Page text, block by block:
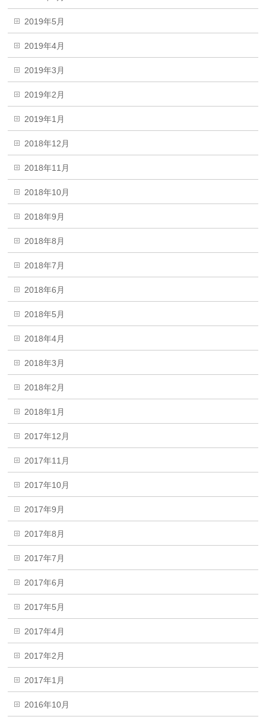
2019年5月
2019年4月
2019年3月
2019年2月
2019年1月
2018年12月
2018年11月
2018年10月
2018年9月
2018年8月
2018年7月
2018年6月
2018年5月
2018年4月
2018年3月
2018年2月
2018年1月
2017年12月
2017年11月
2017年10月
2017年9月
2017年8月
2017年7月
2017年6月
2017年5月
2017年4月
2017年2月
2017年1月
2016年10月